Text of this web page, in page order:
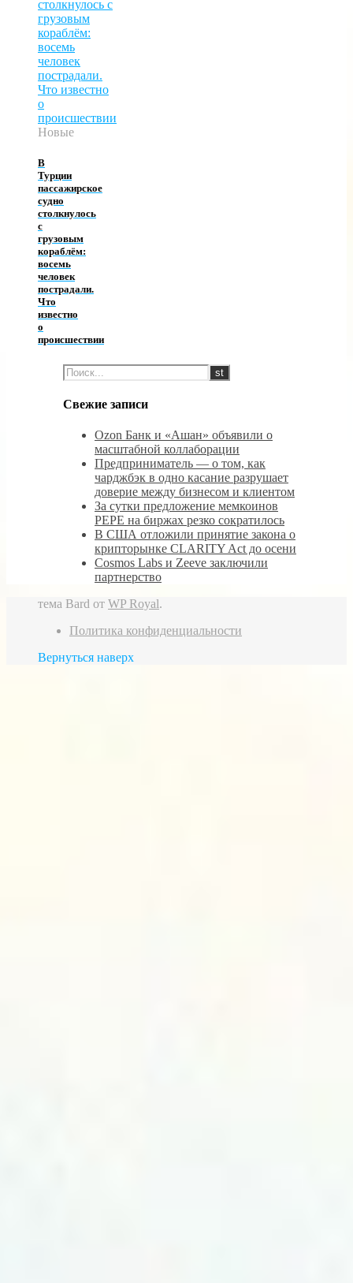
Новые
В
Турции
пассажирское
судно
столкнулось
с
грузовым
кораблём:
восемь
человек
пострадали.
Что
известно
о
происшествии
Свежие записи
Ozon Банк и «Ашан» объявили о
масштабной коллаборации
Предприниматель — о том, как
чарджбэк в одно касание разрушает
доверие между бизнесом и клиентом
За сутки предложение мемкоинов
PEPE на биржах резко сократилось
В США отложили принятие закона о
крипторынке CLARITY Act до осени
Cosmos Labs и Zeeve заключили
партнерство
тема Bard от WP Royal.
Политика конфиденциальности
Вернуться наверх